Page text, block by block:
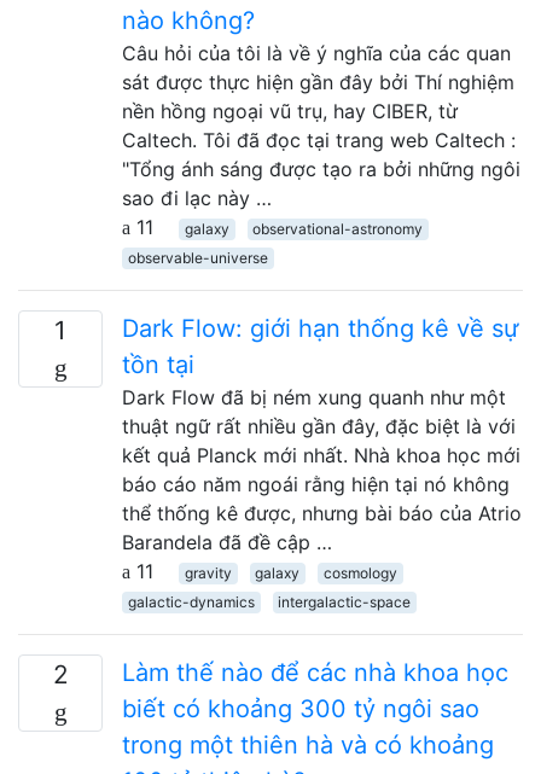
nào không?
Câu hỏi của tôi là về ý nghĩa của các quan
sát được thực hiện gần đây bởi Thí nghiệm
nền hồng ngoại vũ trụ, hay CIBER, từ
Caltech. Tôi đã đọc tại trang web Caltech :
"Tổng ánh sáng được tạo ra bởi những ngôi
sao đi lạc này …
11
galaxy
observational-astronomy
observable-universe
1
Dark Flow: giới hạn thống kê về sự
tồn tại
Dark Flow đã bị ném xung quanh như một
thuật ngữ rất nhiều gần đây, đặc biệt là với
kết quả Planck mới nhất. Nhà khoa học mới
báo cáo năm ngoái rằng hiện tại nó không
thể thống kê được, nhưng bài báo của Atrio
Barandela đã đề cập …
11
gravity galaxy
cosmology
galactic-dynamics
intergalactic-space
2
Làm thế nào để các nhà khoa học
biết có khoảng 300 tỷ ngôi sao
trong một thiên hà và có khoảng